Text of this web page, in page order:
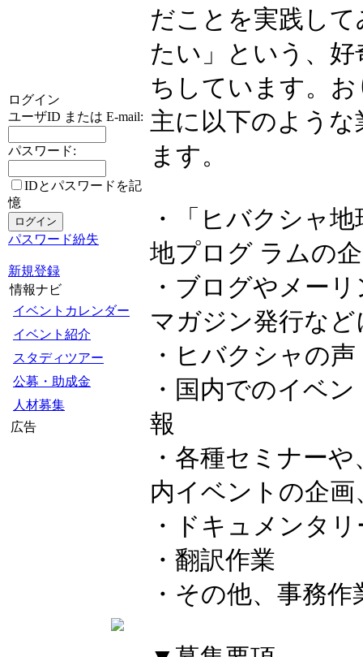
ログイン
ユーザID または E-mail:
パスワード:
IDとパスワードを記
憶
パスワード紛失
新規登録
情報ナビ
イベントカレンダー
イベント紹介
スタディツアー
公募・助成金
人材募集
広告
だことを実践し
たい」という、
ちしています。
主に以下のよう
ます。
・「ヒバクシャ
地プログ ラムの
・ブログやメー
マガジン発行な
・ヒバクシャの
・国内でのイベ
報
・各種セミナー
内イベントの企画
・ドキュメンタ
・翻訳作業
・その他、事務作